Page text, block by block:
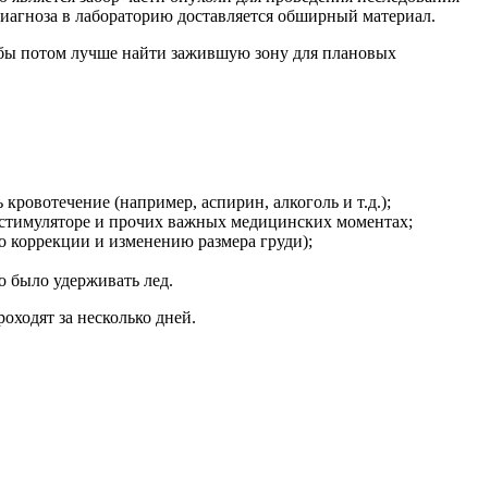
в лабораторию доставляется обширный материал.
потом лучше найти зажившую зону для плановых
(например, аспирин, алкоголь и т.д.);
и прочих важных медицинских моментах;
коррекции и изменению размера груди);
было удерживать лед.
за несколько дней.